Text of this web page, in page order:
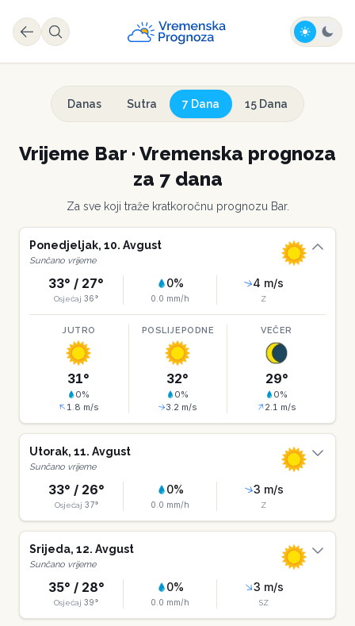
Danas Sutra 7 Dana 15 Dana
Vrijeme Bar · Vremenska prognoza
za 7 dana
Za sve koji traže kratkoročnu prognozu Bar.
Ponedjeljak, 10. Avgust
Sunčano vrijeme
33° / 27°
Osjećaj 36°
0%
0.0 mm/h
4 m/s
Z
JUTRO
31°
0%
1.8 m/s
POSLIJEPODNE
32°
0%
3.2 m/s
VEČER
29°
0%
2.1 m/s
Utorak, 11. Avgust
Sunčano vrijeme
33° / 26°
Osjećaj 37°
0%
0.0 mm/h
3 m/s
Z
Srijeda, 12. Avgust
Sunčano vrijeme
35° / 28°
Osjećaj 39°
0%
0.0 mm/h
3 m/s
SZ